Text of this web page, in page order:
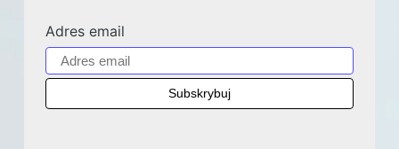
Adres email